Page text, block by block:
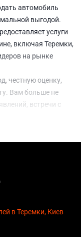
автомобиль
выгодой.
услуги
включая Теремки,
на рынке
честную оценку,
Вам больше не
встречи с
Теремки,
стоимость
без скрытых
в Теремки, Киев